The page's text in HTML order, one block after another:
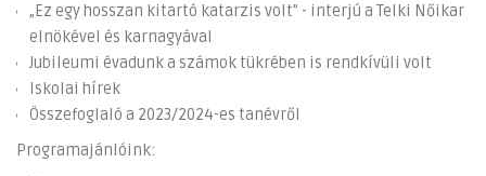
„Ez egy hosszan kitartó katarzis volt” - interjú a Telki Nőikar
elnökével és karnagyával
Jubileumi évadunk a számok tükrében is rendkívüli volt
Iskolai hírek
Összefoglaló a 2023/2024-es tanévről
Programajánlóink: